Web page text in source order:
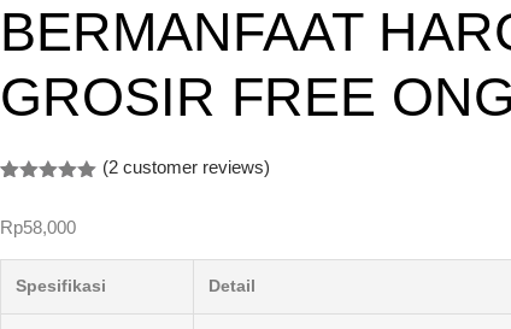
BERMANFAAT
GROSIR FREE
based on
(2customer reviews)
Rp58,000
Spesifikasi Detail